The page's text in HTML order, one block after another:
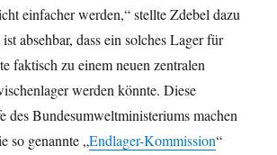
einfacher werden,“ stellte Zdebel dazu
absehbar, dass ein solches Lager für
faktisch zu einem neuen zentralen
werden könnte. Diese
des Bundesumweltministeriums machen
so genannte „Endlager-Kommission“